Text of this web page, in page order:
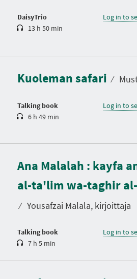
DaisyTrio
13 h 50 min
Log in to
Kuoleman safari ⁄
Talking book
r
t
i
n
6 h 49 min
Log in to
Ana Malalah : kayfa
al-ta'lim wa-taghir
⁄ Yousafzai Malala, kirjoittaja
Talking book
D
r
t
i
n
7 h 5 min
Log in to
D
r